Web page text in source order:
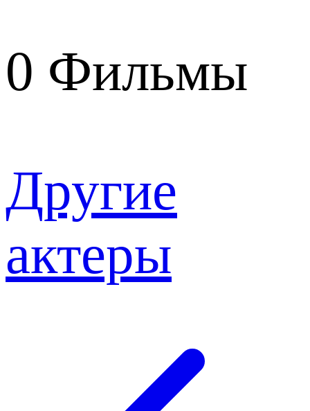
0 Фильмы
Другие
актеры